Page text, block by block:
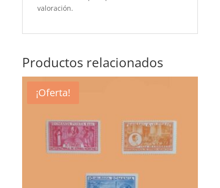
valoración.
Productos relacionados
¡Oferta!